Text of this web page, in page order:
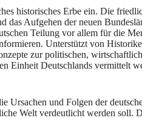
historisches Erbe ein. Die
Aufgehen der neuen
Teilung vor allem für die
Unterstützt von
zur politischen,
Einheit Deutschlands
Ursachen und Folgen der
Welt verdeutlicht werden soll.